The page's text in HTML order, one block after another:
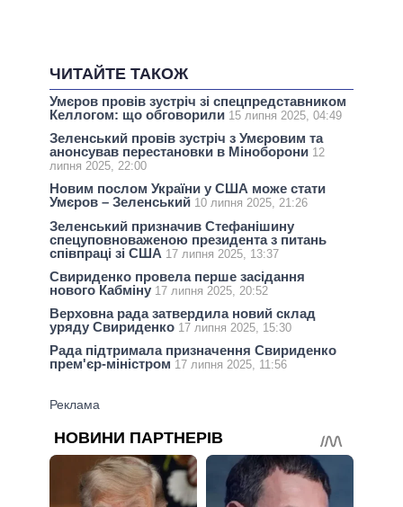
ЧИТАЙТЕ ТАКОЖ
Умєров провів зустріч зі спецпредставником
Келлогом: що обговорили 15 липня 2025, 04:49
Зеленський провів зустріч з Умєровим та
анонсував перестановки в Міноборони 12
липня 2025, 22:00
Новим послом України у США може стати
Умєров – Зеленський 10 липня 2025, 21:26
Зеленський призначив Стефанішину
спецуповноваженою президента з питань
співпраці зі США 17 липня 2025, 13:37
Свириденко провела перше засідання
нового Кабміну 17 липня 2025, 20:52
Верховна рада затвердила новий склад
уряду Свириденко 17 липня 2025, 15:30
Рада підтримала призначення Свириденко
прем'єр-мiнiстром 17 липня 2025, 11:56